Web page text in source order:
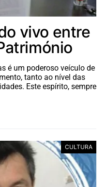
vivo entre
é um poderoso veículo de
tanto ao nível das
Este espírito, sempre
CULTURA